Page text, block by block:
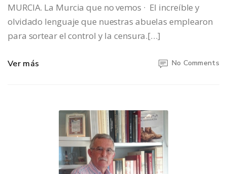
MURCIA. La Murcia que no vemos · El increíble y
olvidado lenguaje que nuestras abuelas emplearon
para sortear el control y la censura.[…]
Ver más No Comments